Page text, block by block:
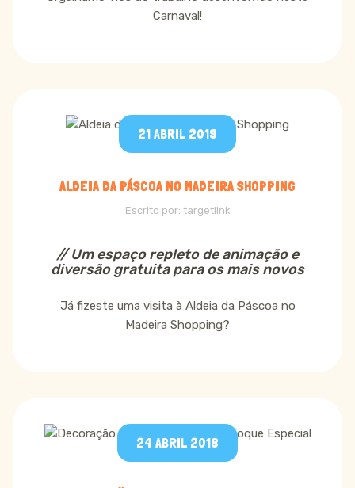
Carnaval!
21 ABRIL 2019
ALDEIA DA PÁSCOA NO MADEIRA SHOPPING
Escrito por: targetlink
// Um espaço repleto de animação e
diversão gratuita para os mais novos
Já fizeste uma visita à Aldeia da Páscoa no
Madeira Shopping?
24 ABRIL 2018